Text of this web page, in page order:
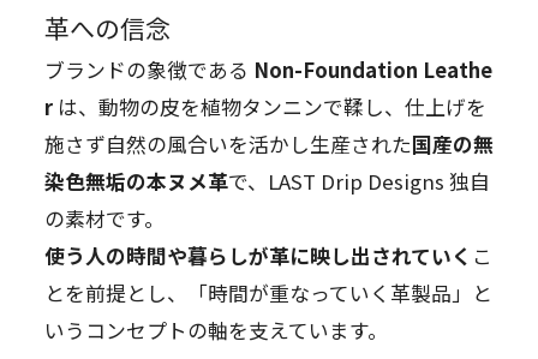
革への信念
ブランドの象徴である Non-Foundation Leathe
rは、動物の皮を植物タンニンで鞣し、仕上げを
施さず自然の風合いを活かし生産された国産の無
染色無垢の本ヌメ革で、LAST Drip Designs 独自
の素材です。
使う人の時間や暮らしが革に映し出されていく こ
とを前提とし、「時間が重なっていく革製品」と
いうコンセプトの軸を支えています。